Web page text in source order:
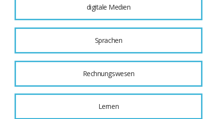
digitale Medien
Sprachen
Rechnungswesen
Lernen